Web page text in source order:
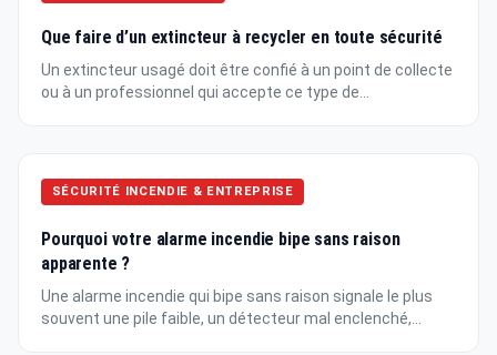
Que faire d’un extincteur à recycler en toute sécurité
Un extincteur usagé doit être confié à un point de collecte
ou à un professionnel qui accepte ce type de...
SÉCURITÉ INCENDIE & ENTREPRISE
Pourquoi votre alarme incendie bipe sans raison
apparente ?
Une alarme incendie qui bipe sans raison signale le plus
souvent une pile faible, un détecteur mal enclenché,...